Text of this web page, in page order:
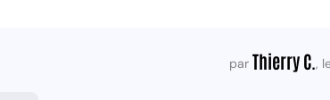
par Thierry C. ,